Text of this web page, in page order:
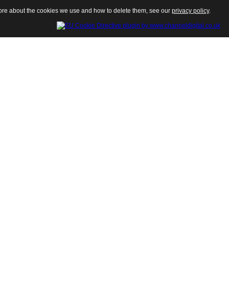
about the cookies we use and how to delete them, see our privacy policy.